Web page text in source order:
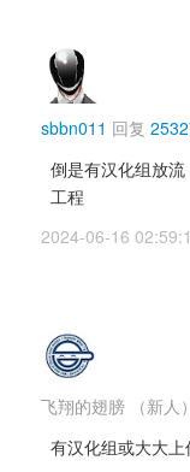
sbbn011 回复
倒是有汉化组放
工程
2024-06-16
飞翔的翅膀 （新人）
有汉化组或大大上